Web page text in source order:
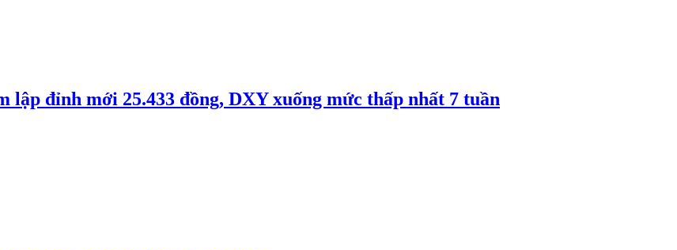
đỉnh mới 25.433 đồng, DXY xuống mức thấp nhất 7 tuần